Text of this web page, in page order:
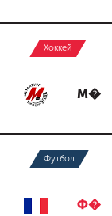
Хоккей
М�
Футбол
Ф�